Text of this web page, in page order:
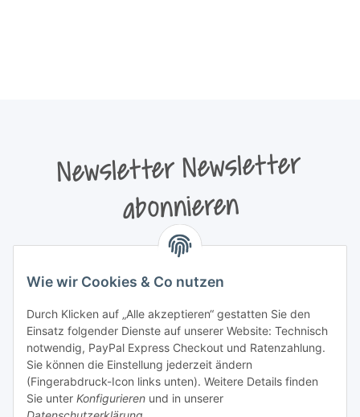
Wie wir Cookies & Co nutzen
Durch Klicken auf „Alle akzeptieren“ gestatten Sie den
Einsatz folgender Dienste auf unserer Website: Technisch
notwendig, PayPal Express Checkout und Ratenzahlung.
Sie können die Einstellung jederzeit ändern
(Fingerabdruck-Icon links unten). Weitere Details finden
Sie unter Konfigurieren und in unserer
Newsletter Newsletter
abonnieren
Bitte senden Sie mir entsprechend Ihrer
Informationen zu Ihrem Produktsortiment per E-Mail zu.
Newsletter abonnieren
Newsletter Newsletter abonnieren
Informationen